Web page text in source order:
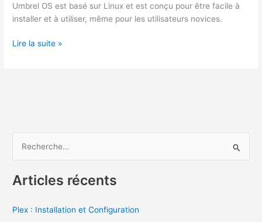
Umbrel OS est basé sur Linux et est conçu pour être facile à
installer et à utiliser, même pour les utilisateurs novices.
BTCpay
Lire la suite »
h
Articles récents
Plex : Installation et Configuration